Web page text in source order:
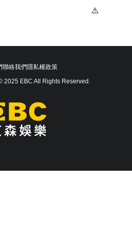
聯絡我們隱私權政策
2025 EBC All Rights Reserved.